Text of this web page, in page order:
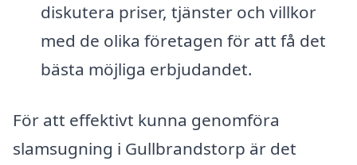
diskutera priser, tjänster och villkor
med de olika företagen för att få det
bästa möjliga erbjudandet.
För att effektivt kunna genomföra
slamsugning i Gullbrandstorp är det